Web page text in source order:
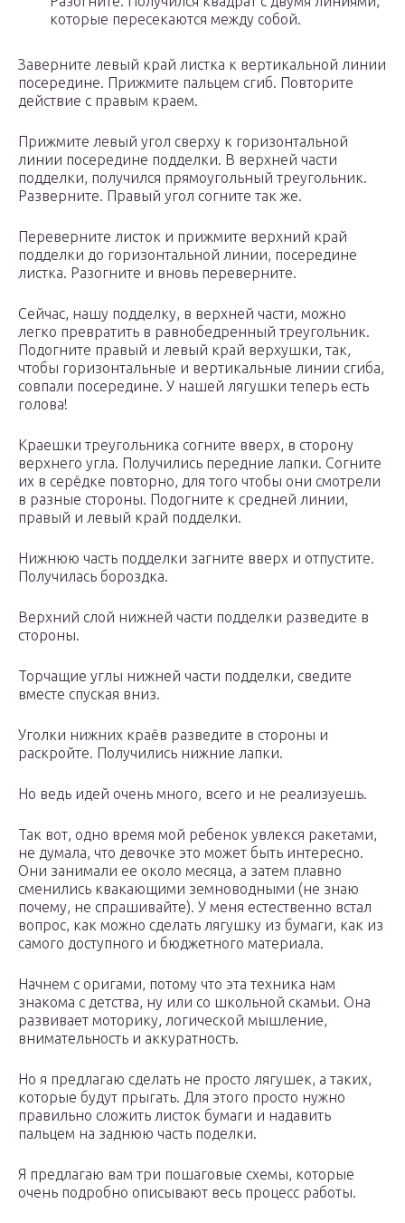
которые пересекаются между собой.
Заверните левый край листка к вертикальной линии
посередине. Прижмите пальцем сгиб. Повторите
действие с правым краем.
Прижмите левый угол сверху к горизонтальной
линии посередине подделки. В верхней части
подделки, получился прямоугольный треугольник.
Разверните. Правый угол согните так же.
Переверните листок и прижмите верхний край
подделки до горизонтальной линии, посередине
листка. Разогните и вновь переверните.
Сейчас, нашу подделку, в верхней части, можно
легко превратить в равнобедренный треугольник.
Подогните правый и левый край верхушки, так,
чтобы горизонтальные и вертикальные линии сгиба,
совпали посередине. У нашей лягушки теперь есть
голова!
Краешки треугольника согните вверх, в сторону
верхнего угла. Получились передние лапки. Согните
их в серёдке повторно, для того чтобы они смотрели
в разные стороны. Подогните к средней линии,
правый и левый край подделки.
Нижнюю часть подделки загните вверх и отпустите.
Получилась бороздка.
Верхний слой нижней части подделки разведите в
стороны.
Торчащие углы нижней части подделки, сведите
вместе спуская вниз.
Уголки нижних краёв разведите в стороны и
раскройте. Получились нижние лапки.
Но ведь идей очень много, всего и не реализуешь.
Так вот, одно время мой ребенок увлекся ракетами,
не думала, что девочке это может быть интересно.
Они занимали ее около месяца, а затем плавно
сменились квакающими земноводными (не знаю
почему, не спрашивайте). У меня естественно встал
вопрос, как можно сделать лягушку из бумаги, как из
самого доступного и бюджетного материала.
Начнем с оригами, потому что эта техника нам
знакома с детства, ну или со школьной скамьи. Она
развивает моторику, логической мышление,
внимательность и аккуратность.
Но я предлагаю сделать не просто лягушек, а таких,
которые будут прыгать. Для этого просто нужно
правильно сложить листок бумаги и надавить
пальцем на заднюю часть поделки.
Я предлагаю вам три пошаговые схемы, которые
очень подробно описывают весь процесс работы.